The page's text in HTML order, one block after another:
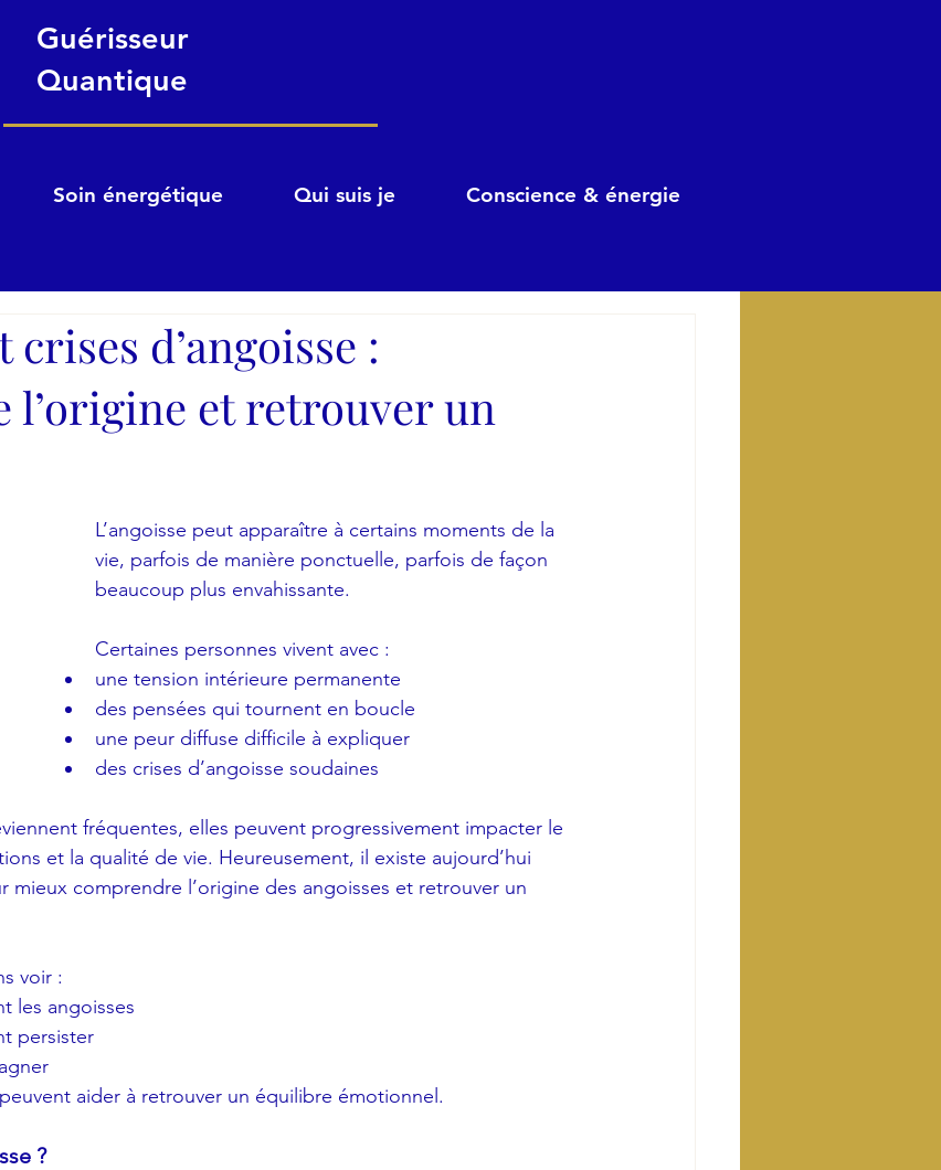
Guérisseur
Quantique
Soin énergétique Qui suis je Conscience & énergie
crises d’angoisse :
l’origine et retrouver un
L’angoisse peut apparaître à certains moments de la
vie, parfois de manière ponctuelle, parfois de façon
beaucoup plus envahissante.
Certaines personnes vivent avec :
une tension intérieure permanente
des pensées qui tournent en boucle
une peur diffuse difficile à expliquer
des crises d’angoisse soudaines
fréquentes, elles peuvent progressivement impacter le
et la qualité de vie. Heureusement, il existe aujourd’hui
mieux comprendre l’origine des angoisses et retrouver un
voir :
les angoisses
persister
aider à retrouver un équilibre émotionnel.
?